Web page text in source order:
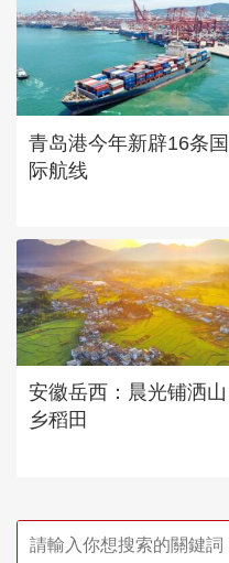
青岛港今年新辟16条国
际航线
安徽岳西：晨光铺洒山
乡稻田